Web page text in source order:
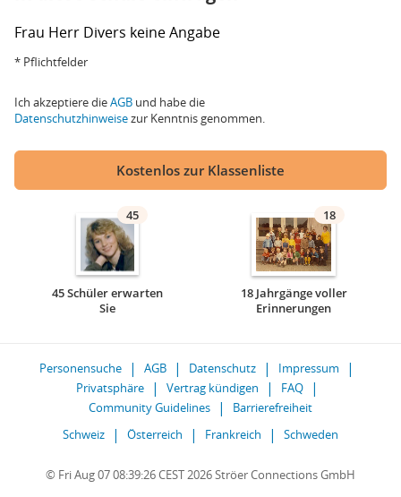
Frau Herr Divers keine Angabe
* Pflichtfelder
Ich akzeptiere dieAGB und habe die
Datenschutzhinweisezur Kenntnis genommen.
Kostenlos zur Klassenliste
45
45 Schüler erwarten
Sie
18
18 Jahrgänge voller
Erinnerungen
Personensuche AGB Datenschutz
Impressum
Privatsphäre
Vertrag kündigen
FAQ
Community Guidelines
Barrierefreiheit
Schweiz
Österreich Frankreich Schweden
© Fri Aug 07 08:39:26 CEST 2026 Ströer Connections GmbH